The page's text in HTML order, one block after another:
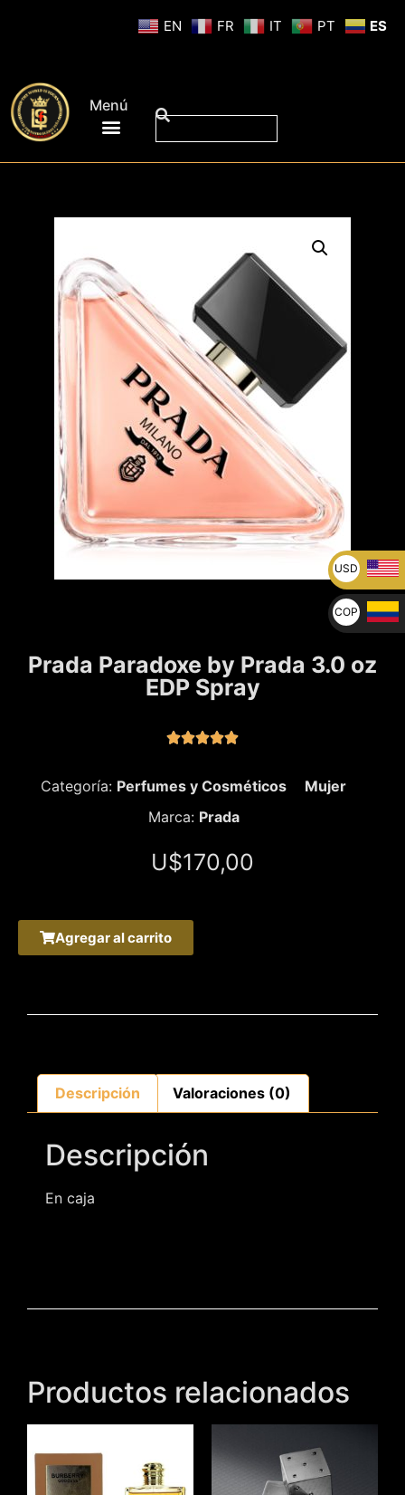
Menú
Prada Paradoxe by Prada 3.0 oz
EDP Spray

Categoría: Perfumes y Cosméticos
Mujer
Marca: Prada
U$170,00
Agregar al carrito
Descripción Valoraciones (0)
Descripción
En caja
Productos relacionados
EN FR IT PT ES
USD
U$
COP
$